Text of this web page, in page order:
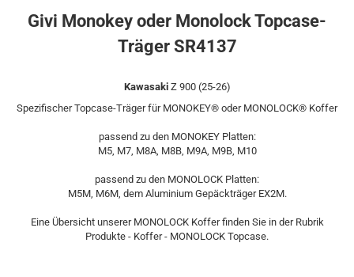
Givi Monokey oder Monolock Topcase-
Träger SR4137
KawasakiZ 900 (25-26)
Spezifischer Topcase-Träger für MONOKEY® oder MONOLOCK® Koffer
passend zu den MONOKEY Platten:
M5, M7, M8A, M8B, M9A, M9B, M10
passend zu den MONOLOCK Platten:
M5M, M6M, dem Aluminium Gepäckträger EX2M.
Eine Übersicht unserer MONOLOCK Koffer finden Sie in der Rubrik
Produkte - Koffer - MONOLOCK Topcase.